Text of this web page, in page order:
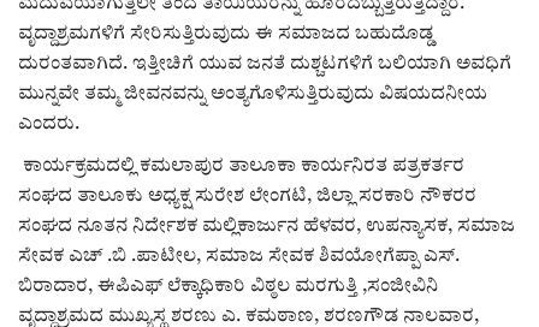
ಮದುವೆಯಾಗುತ್ತಲೇ ತಂದೆ ತಾಯಿಯರನ್ನು ಹೊರದಬ್ಬುತ್ತಿರುತ್ತಿದ್ದಾರೆ.
ವೃದ್ದಾಶ್ರಮಗಳಿಗೆ ಸೇರಿಸುತ್ತಿರುವುದು ಈ ಸಮಾಜದ ಬಹುದೊಡ್ಡ
ದುರಂತವಾಗಿದೆ. ಇತ್ತೀಚಿಗೆ ಯುವ ಜನತೆ ದುಶ್ಚಟಗಳಿಗೆ ಬಲಿಯಾಗಿ ಅವಧಿಗೆ
ಮುನ್ನವೇ ತಮ್ಮ ಜೀವನವನ್ನು ಅಂತ್ಯಗೊಳಿಸುತ್ತಿರುವುದು ವಿಷಯದನೀಯ
ಎಂದರು.
ಕಾರ್ಯಕ್ರಮದಲ್ಲಿ ಕಮಲಾಪುರ ತಾಲೂಕಾ ಕಾರ್ಯನಿರತ ಪತ್ರಕರ್ತರ
ಸಂಘದ ತಾಲೂಕು ಅಧ್ಯಕ್ಷ ಸುರೇಶ ಲೇಂಗಟಿ, ಜಿಲ್ಲಾ ಸರಕಾರಿ ನೌಕರರ
ಸಂಘದ ನೂತನ ನಿರ್ದೇಶಕ ಮಲ್ಲಿಕಾರ್ಜುನ ಹೆಳವರ, ಉಪನ್ಯಾಸಕ, ಸಮಾಜ
ಸೇವಕ ಎಚ್ .ಬಿ .ಪಾಟೀಲ, ಸಮಾಜ ಸೇವಕ ಶಿವಯೋಗೆಪ್ಪಾ ಎಸ್.
ಬಿರಾದಾರ, ಈಪಿಎಫ್ ಲೆಕ್ಕಾಧಿಕಾರಿ ವಿಠ್ಠಲ ಮರಗುತ್ತಿ ,ಸಂಜೀವಿನಿ
ವೃದ್ಧಾಶ್ರಮದ ಮುಖ್ಯಸ್ಥ ಶರಣು ಎ. ಕಮಠಾಣ, ಶರಣಗೌಡ ನಾಲವಾರ,